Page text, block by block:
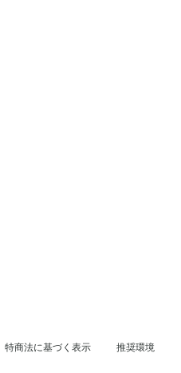
特商法に基づく表示 推奨環境